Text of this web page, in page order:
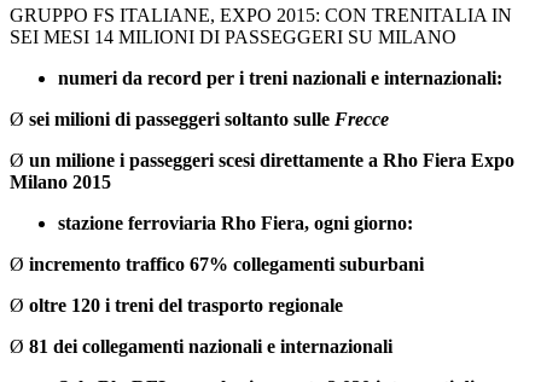
GRUPPO FS ITALIANE, EXPO 2015: CON TRENITALIA IN
SEI MESI 14 MILIONI DI PASSEGGERI SU MILANO
numeri da record per i treni nazionali e internazionali:
Ø sei milioni di passeggeri soltanto sulle Frecce
Ø un milione i passeggeri scesi direttamente a Rho Fiera Expo
Milano 2015
stazione ferroviaria Rho Fiera, ogni giorno:
Ø incremento traffico 67% collegamenti suburbani
Ø oltre 120 i treni del trasporto regionale
Ø 81 dei collegamenti nazionali e internazionali